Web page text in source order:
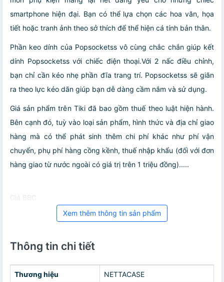
smartphone hiện đại. Bạn có thể lựa chọn các hoa văn, họa
tiết hoặc tranh ảnh theo sở thích để thể hiện cá tính bản thân.
Phần keo dính của Popsocketss vô cùng chắc chắn giúp kết
dính Popsocketss với chiếc điện thoại.Với 2 nấc điều chỉnh,
bạn chỉ cần kéo nhẹ phần đĩa trang trí. Popsocketss sẽ giãn
ra theo lực kéo dãn giúp bạn dễ dàng cầm nắm và sử dụng.
Giá sản phẩm trên Tiki đã bao gồm thuế theo luật hiện hành.
Bên cạnh đó, tuỳ vào loại sản phẩm, hình thức và địa chỉ giao
hàng mà có thể phát sinh thêm chi phí khác như phí vận
chuyển, phụ phí hàng cồng kềnh, thuế nhập khẩu (đối với đơn
hàng giao từ nước ngoài có giá trị trên 1 triệu đồng).....
Giá BBC
Xem thêm thông tin sản phẩm
Thông tin chi tiết
Thương hiệu NETTACASE